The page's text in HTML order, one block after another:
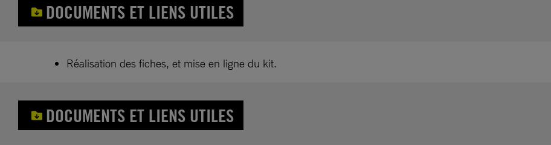
DOCUMENTS ET LIENS UTILES
Réalisation des fiches, et mise en ligne du kit.
DOCUMENTS ET LIENS UTILES